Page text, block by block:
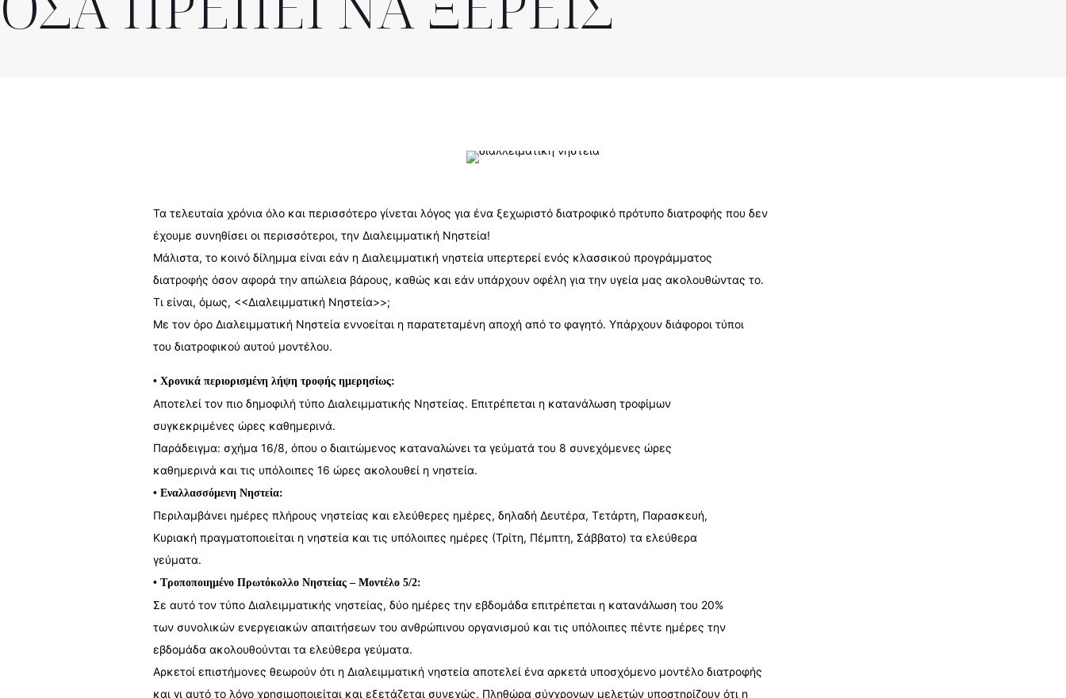
Τα τελευταία χρόνια όλο και περισσότερο γίνεται λόγος για ένα ξεχωριστό διατροφικό πρότυπο διατροφής που δεν
έχουμε συνηθίσει οι περισσότεροι, την Διαλειμματική Νηστεία!
Μάλιστα, το κοινό δίλημμα είναι εάν η Διαλειμματική νηστεία υπερτερεί ενός κλασσικού προγράμματος
διατροφής όσον αφορά την απώλεια βάρους, καθώς και εάν υπάρχουν οφέλη για την υγεία μας ακολουθώντας το.
Τι είναι, όμως, <<Διαλειμματική Νηστεία>>;
Με τον όρο Διαλειμματική Νηστεία εννοείται η παρατεταμένη αποχή από το φαγητό. Υπάρχουν διάφοροι τύποι
του διατροφικού αυτού μοντέλου.
• Χρονικά περιορισμένη λήψη τροφής ημερησίως:
Αποτελεί τον πιο δημοφιλή τύπο Διαλειμματικής Νηστείας. Επιτρέπεται η κατανάλωση τροφίμων
συγκεκριμένες ώρες καθημερινά.
Παράδειγμα: σχήμα 16/8, όπου ο διαιτώμενος καταναλώνει τα γεύματά του 8 συνεχόμενες ώρες
καθημερινά και τις υπόλοιπες 16 ώρες ακολουθεί η νηστεία.
• Εναλλασσόμενη Νηστεία:
Περιλαμβάνει ημέρες πλήρους νηστείας και ελεύθερες ημέρες, δηλαδή Δευτέρα, Τετάρτη, Παρασκευή,
Κυριακή πραγματοποιείται η νηστεία και τις υπόλοιπες ημέρες (Τρίτη, Πέμπτη, Σάββατο) τα ελεύθερα
γεύματα.
• Τροποποιημένο Πρωτόκολλο Νηστείας – Μοντέλο 5/2:
Σε αυτό τον τύπο Διαλειμματικής νηστείας, δύο ημέρες την εβδομάδα επιτρέπεται η κατανάλωση του 20%
των συνολικών ενεργειακών απαιτήσεων του ανθρώπινου οργανισμού και τις υπόλοιπες πέντε ημέρες την
εβδομάδα ακολουθούνται τα ελεύθερα γεύματα.
Αρκετοί επιστήμονες θεωρούν ότι η Διαλειμματική νηστεία αποτελεί ένα αρκετά υποσχόμενο μοντέλο διατροφής
και γι αυτό το λόγο χρησιμοποιείται και εξετάζεται συνεχώς. Πληθώρα σύγχρονων μελετών υποστηρίζουν ότι η